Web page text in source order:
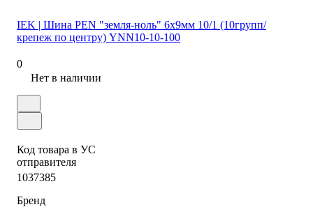
IEK | Шина PEN "земля-ноль" 6х9мм 10/1 (10групп/
крепеж по центру) YNN10-10-100
0
Нет в наличии
Код товара в УС
отправителя
1037385
Бренд